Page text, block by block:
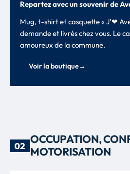
Repartez avec un souvenir de
Mug, t-shirt et casquette « J’❤
demande et livrés chez vous. Le
amoureux de la commune.
Voir la boutique→
02
OCCUPATION,
MOTORISATION